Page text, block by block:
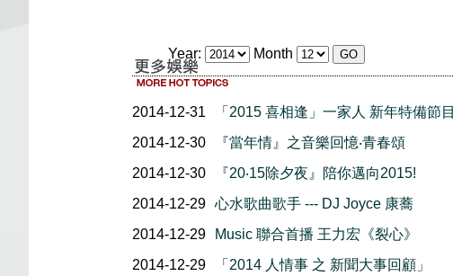
Year: Month
2014-12-31
「2015 喜相逢」一家人 新年特備節目
2014-12-30
『當年情』之音樂回憶‧青春頌
2014-12-30
『20‧15除夕夜』陪你邁向2015!
2014-12-29 心水歌曲歌手 --- DJ Joyce 康蕎
2014-12-29
Music 聯合首播 王力宏《裂心》
2014-12-29
「2014 人情事 之 新聞大事回顧」